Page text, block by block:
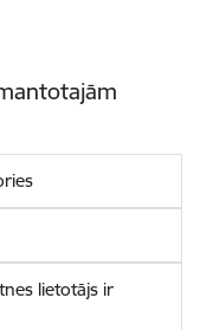
lietotājs ir